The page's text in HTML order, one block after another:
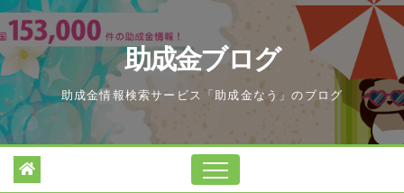
Skip
to
content
助成金ブログ
助成金情報検索サービス「助成金なう」のブログ